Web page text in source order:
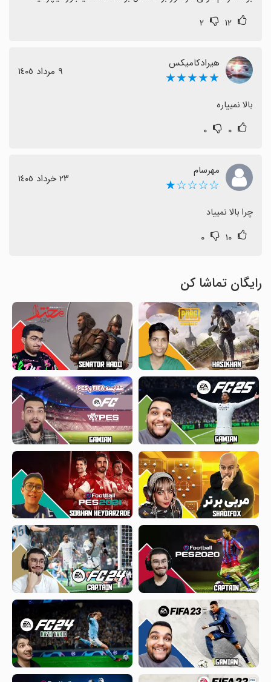
۱۲ ۲
هیرادکامیکس
★★★★★ ٩ مرداد ١٤٠٥
بالا نمییاره
۰ ۰
مهرسام
☆☆☆☆★ ٢٣ خرداد ١٤٠٥
چرا بالا نمییاد
۱۰ ۰
رایگان تماشا کن